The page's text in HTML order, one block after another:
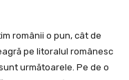
românii o pun, cât de
pe litoralul românesc
următoarele. Pe de o